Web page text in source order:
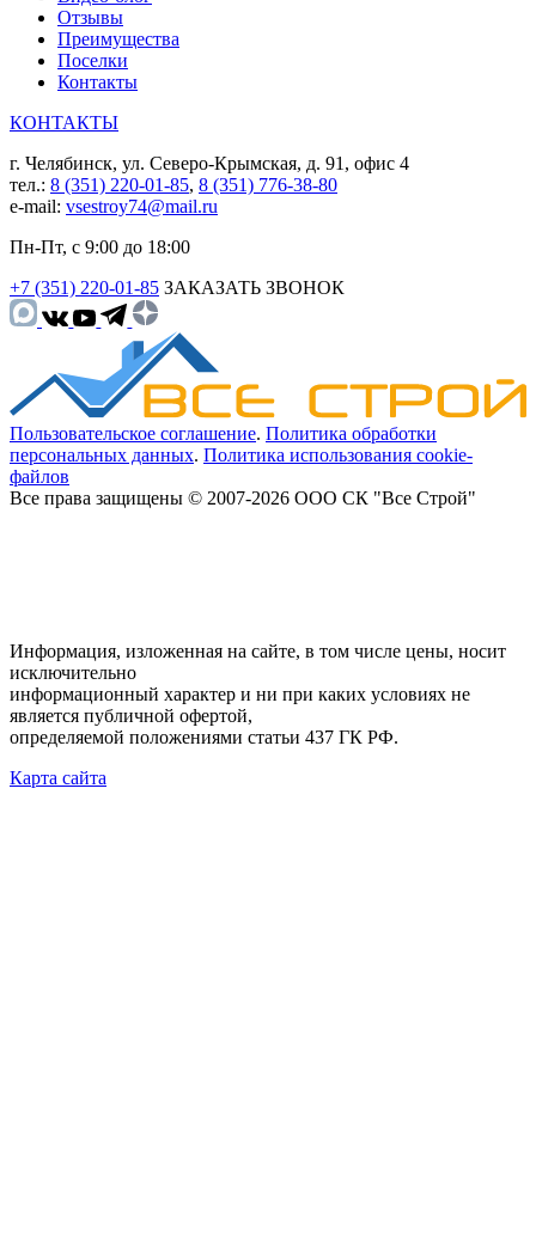
Отзывы
Преимущества
Поселки
Контакты
КОНТАКТЫ
г. Челябинск, ул. Северо-Крымская, д. 91, офис 4
тел.: 8 (351) 220-01-85, 8 (351) 776-38-80
e-mail: vsestroy74@mail.ru
Пн-Пт, с 9:00 до 18:00
+7 (351) 220-01-85 ЗАКАЗАТЬ ЗВОНОК
Пользовательское соглашение. Политика обработки
персональных данных. Политика использования cookie-
файлов
Все права защищены © 2007-2026 ООО СК "Все Строй"
Информация, изложенная на сайте, в том числе цены, носит
исключительно
информационный характер и ни при каких условиях не
является публичной офертой,
определяемой положениями статьи 437 ГК РФ.
Карта сайта